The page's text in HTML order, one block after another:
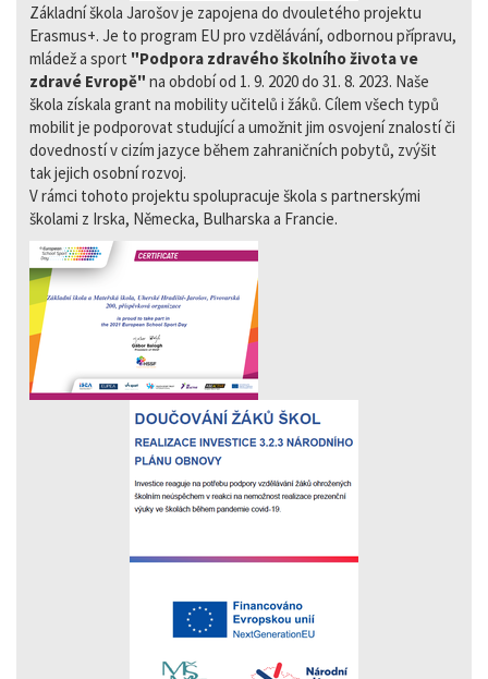
Základní škola Jarošov je zapojena do dvouletého projektu
Erasmus+. Je to program EU pro vzdělávání, odbornou přípravu,
mládež a sport "Podpora zdravého školního života ve
zdravé Evropě" na období od 1. 9. 2020 do 31. 8. 2023. Naše
škola získala grant na mobility učitelů i žáků. Cílem všech typů
mobilit je podporovat studující a umožnit jim osvojení znalostí či
dovedností v cizím jazyce během zahraničních pobytů, zvýšit
tak jejich osobní rozvoj.
V rámci tohoto projektu spolupracuje škola s partnerskými
školami z Irska, Německa, Bulharska a Francie.